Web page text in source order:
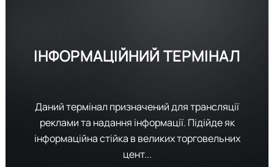
ІНФОРМАЦІЙНИЙ ТЕРМІНАЛ
Даний термінал призначений для трансляції
реклами та надання інформації. Підійде як
інформаційна стійка в великих торговельних
цент...